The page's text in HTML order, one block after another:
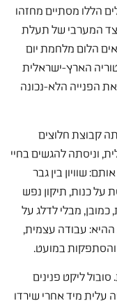
הללו מסתיים מחזהו
המערבי של תעלת
מילואים הלום מלחמת יום
הארץ-ישראלית
את הפנייה הלא-נכונה
עלתה קבוצת חלוצים
וניסתה להגשים בחיי
שוויון בין גבר
על כנות, תיקון נפש
מבלי לדלג על
ההיא: עבודה עצמית,
במועט.
ליקט פנינים
עלית מיד אחרי שירדו